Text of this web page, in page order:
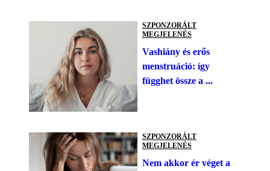
SZPONZORÁLT
MEGJELENÉS
Vashiány és erős
menstruáció: így
függhet össze a ...
SZPONZORÁLT
MEGJELENÉS
Nem akkor ér véget a